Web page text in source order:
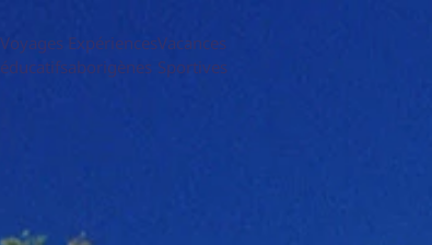
Voyages
éducatifs
Expériences
aborigènes
Vacances
Sportives